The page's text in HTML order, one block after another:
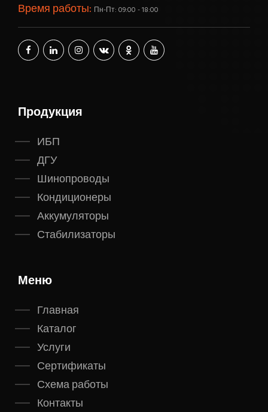
Время работы: Пн-Пт: 09:00 - 18:00
Продукция
ИБП
ДГУ
Шинопроводы
Кондиционеры
Аккумуляторы
Стабилизаторы
Меню
Главная
Каталог
Услуги
Сертификаты
Схема работы
Контакты